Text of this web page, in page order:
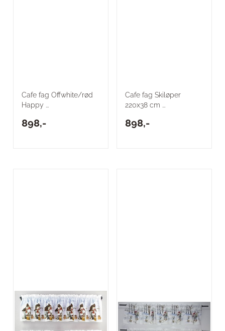
Cafe fag Offwhite/rød
Happy ...
898,-
Cafe fag Skiløper
220x38 cm ...
898,-